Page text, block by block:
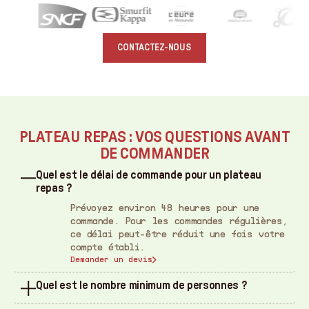
CONTACTEZ-NOUS
PLATEAU REPAS : VOS QUESTIONS AVANT
DE COMMANDER
Quel est le délai de commande pour un plateau
repas ?
Prévoyez environ 48 heures pour une
commande. Pour les commandes régulières,
ce délai peut-être réduit une fois votre
compte établi.
Demander un devis
Quel est le nombre minimum de personnes ?